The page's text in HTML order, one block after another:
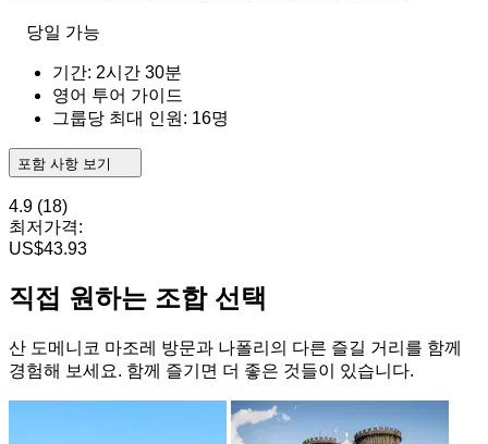
당일 가능
기간: 2시간 30분
영어 투어 가이드
그룹당 최대 인원: 16명
포함 사항 보기
4.9 (18)
최저가격:
US$43.93
직접 원하는 조합 선택
산 도메니코 마조레 방문과 나폴리의 다른 즐길 거리를 함께
경험해 보세요. 함께 즐기면 더 좋은 것들이 있습니다.